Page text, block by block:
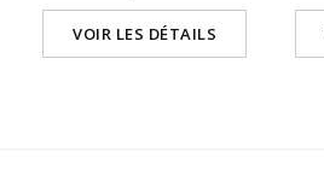
VOIR LES DÉTAILS